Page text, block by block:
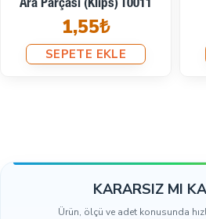
20 Mm Zamak Metal Bağucu
4,4 Mm Kordon Girişli 50
Adet E2092PROMO
KARARSIZ MI
Ürün, ölçü ve adet konusunda